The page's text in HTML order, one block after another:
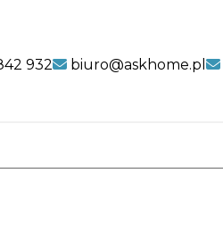
932 biuro@askhome.pl